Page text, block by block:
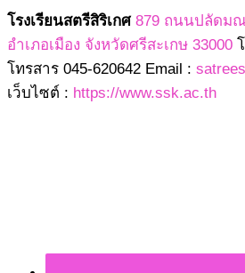
โรงเรียนสตรีสิริเกศ 879 ถนนปลัดม
อำเภอเมือง จังหวัดศรีสะเกษ 33000
โทรสาร 045-620642 Email :
เว็บไซต์ : https://www.ssk.ac.th